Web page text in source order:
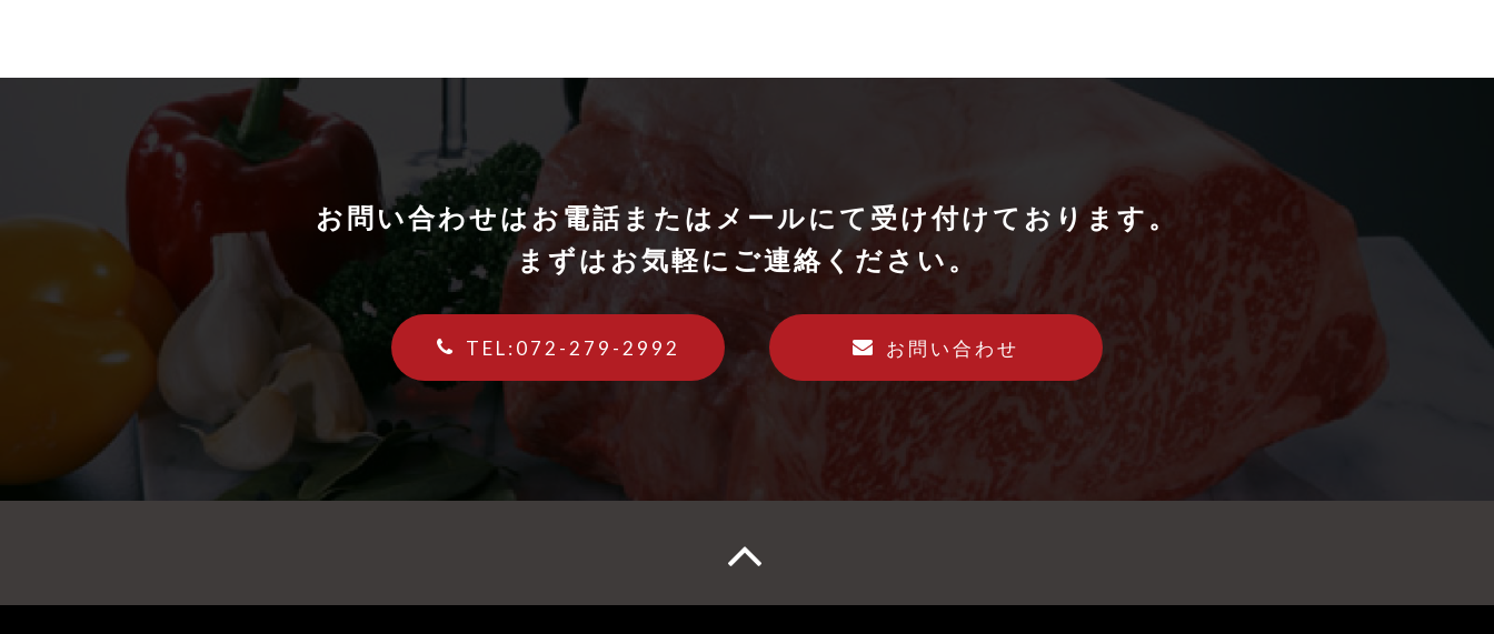
お問い合わせはお電話またはメールにて受け付けております。
まずはお気軽にご連絡ください。
TEL:072-279-2992 お問い合わせ